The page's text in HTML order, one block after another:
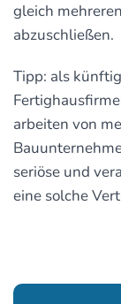
gleich
abzuschließen.
Tipp: als
arbeiten von
seriöse und
eine solche